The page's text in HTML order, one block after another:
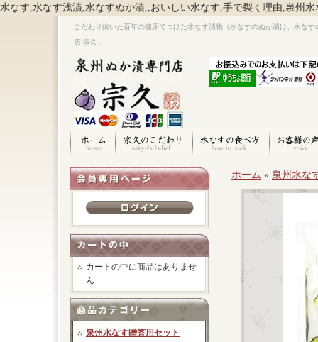
水なす,水なす浅漬,水なすぬか漬,,おいしい水なす,手で裂く理由,泉州水
こだわり抜いた百年の糠床でつけた水なす漬物（水なすのぬか漬け、水な
店 宗久」
カートの中に商品はありませ
ん
泉州水なす贈答用セット
ホーム » 泉州水な